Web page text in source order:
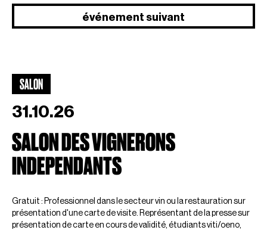
événement suivant
SALON
31.10.26
SALON DES VIGNERONS
INDEPENDANTS
Gratuit : Professionnel dans le secteur vin ou la restauration sur
présentation d'une carte de visite. Représentant de la presse sur
présentation de carte en cours de validité, étudiants viti/oeno,